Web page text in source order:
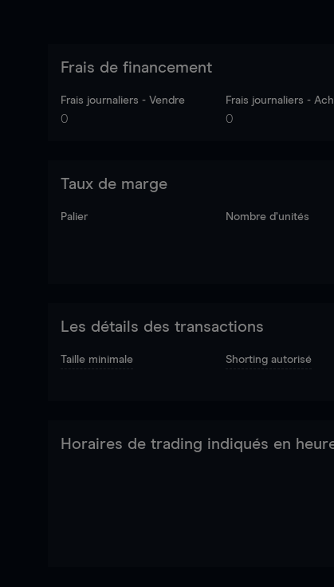
Frais de financement
Frais journaliers - Vendre
0
Frais journaliers -
0
Taux de marge
Palier Nombre d’unités
Les détails des transactions
Taille minimale Shorting autorisé
Horaires de trading indiqués en